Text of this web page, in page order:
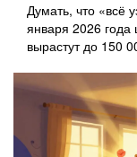
Думать, что «всё
января 2026
вырастут до 150